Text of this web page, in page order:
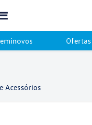
Ofertas
Acessórios